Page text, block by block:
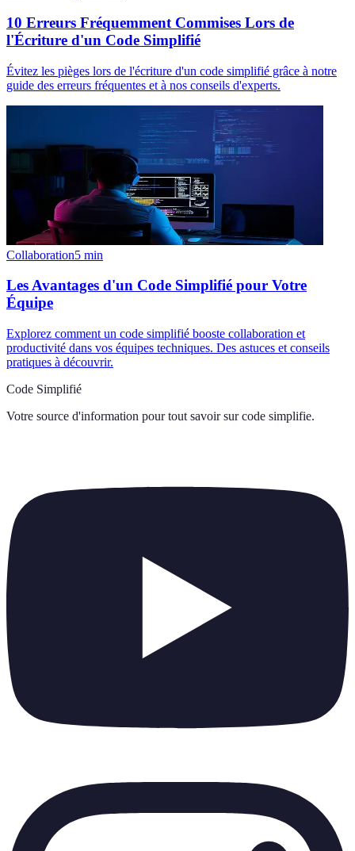
10 Erreurs Fréquemment Commises Lors de
l'Écriture d'un Code Simplifié
Évitez les pièges lors de l'écriture d'un code simplifié grâce à notre
guide des erreurs fréquentes et à nos conseils d'experts.
Collaboration5 min
Les Avantages d'un Code Simplifié pour Votre
Équipe
Explorez comment un code simplifié booste collaboration et
productivité dans vos équipes techniques. Des astuces et conseils
pratiques à découvrir.
Code Simplifié
Votre source d'information pour tout savoir sur code simplifie.